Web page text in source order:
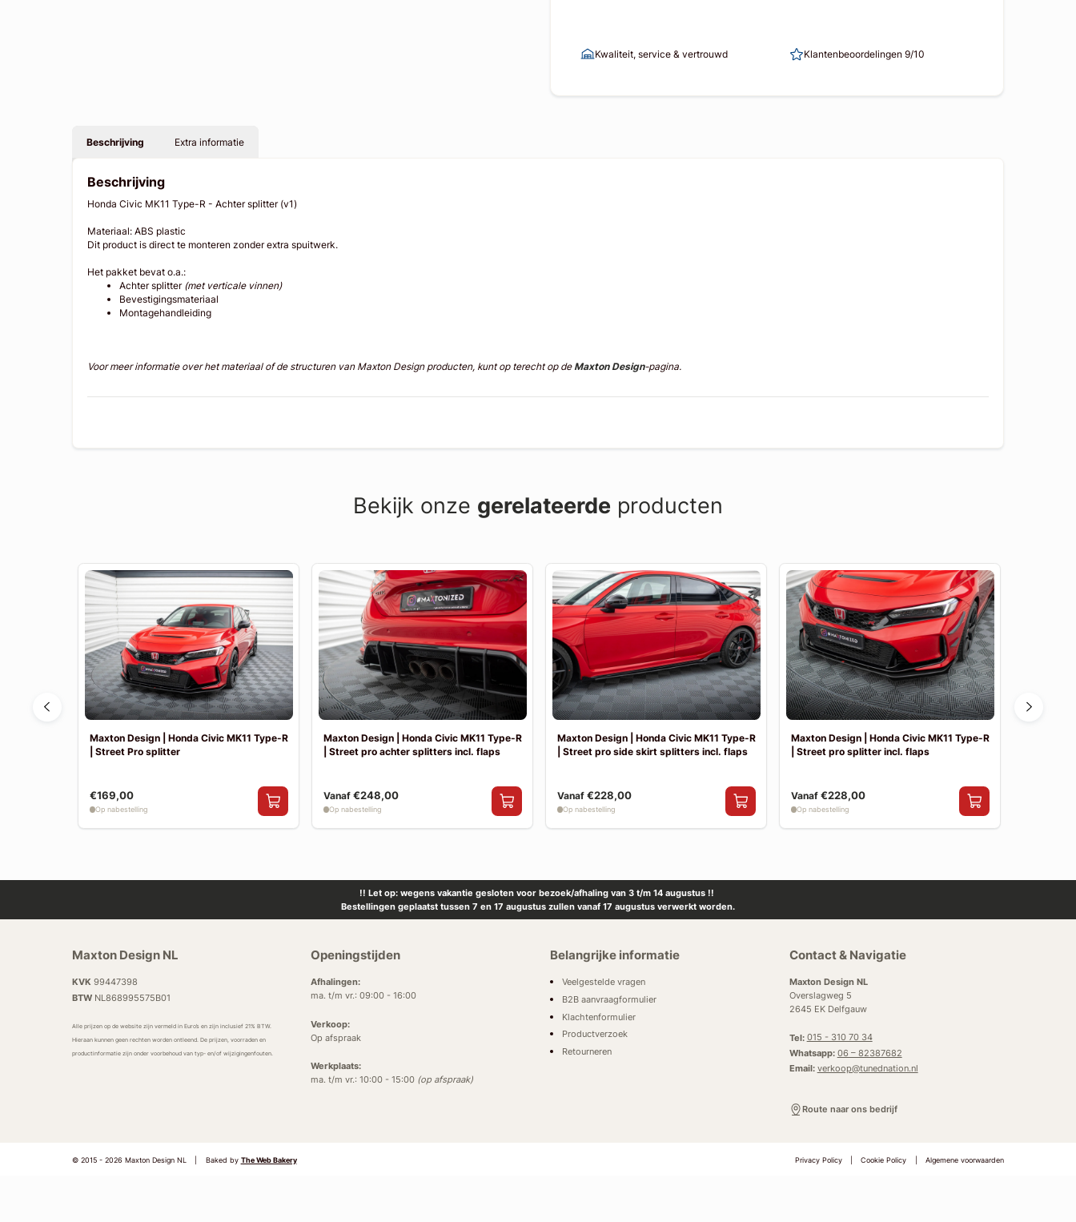
Kwaliteit, service & vertrouwd Klantenbeoordelingen 9/10
Beschrijving Extra informatie
Beschrijving
Honda Civic MK11 Type-R - Achter splitter (v1)
Materiaal: ABS plastic
Dit product is direct te monteren zonder extra spuitwerk.
Het pakket bevat o.a.:
Achter splitter (met verticale vinnen)
Bevestigingsmateriaal
Montagehandleiding
Voor meer informatie over het materiaal of de structuren van Maxton Design producten, kunt op terecht op deMaxton Design-pagina.
Bekijk onze gerelateerde producten
Maxton Design | Honda Civic MK11 Type-R
| Street Pro splitter
€169,00
Op nabestelling
Maxton Design | Honda Civic MK11 Type-R
| Street pro achter splitters incl. flaps
Vanaf €248,00
Op nabestelling
Maxton Design | Honda Civic MK11 Type-R
| Street pro side skirt splitters incl. flaps
Vanaf €228,00
Op nabestelling
Maxton Design | Honda Civic MK11 Type-R
| Street pro splitter incl. flaps
Vanaf €228,00
Op nabestelling
!! Let op: wegens vakantie gesloten voor bezoek/afhaling van 3 t/m 14 augustus !!
Bestellingen geplaatst tussen 7 en 17 augustus zullen vanaf 17 augustus verwerkt worden.
Maxton Design NL
KVK 99447398
BTWNL868995575B01
Alle prijzen op de website zijn vermeld in Euro’s en zijn inclusief 21% BTW.
Hieraan kunnen geen rechten worden ontleend. De prijzen, voorraden en
productinformatie zijn onder voorbehoud van typ- en/of wijzigingenfouten.
Openingstijden
Afhalingen:
ma. t/m vr.: 09:00 - 16:00
Verkoop:
Op afspraak
Werkplaats:
ma. t/m vr.: 10:00 - 15:00 (op afspraak)
Belangrijke informatie
Veelgestelde vragen
B2B aanvraagformulier
Klachtenformulier
Productverzoek
Retourneren
Contact & Navigatie
Maxton Design NL
Overslagweg 5
2645 EK Delfgauw
Tel: 015 - 310 70 34
Whatsapp: 06 – 82387682
Email: verkoop@tunednation.nl
Route naar ons bedrijf
© 2015 - 2026 Maxton Design NL Baked by The Web Bakery Privacy Policy Cookie Policy Algemene voorwaarden